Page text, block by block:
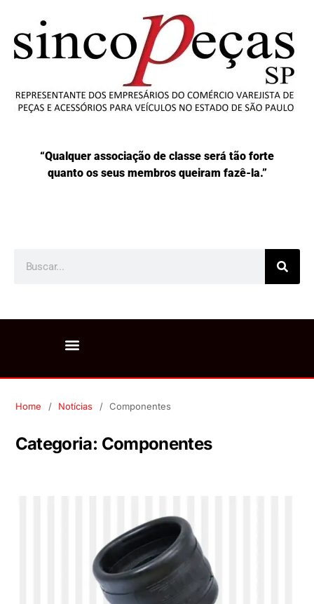
“Qualquer associação de classe será tão forte
quanto os seus membros queiram fazê-la.”
Home Notícias Componentes
Categoria: Componentes